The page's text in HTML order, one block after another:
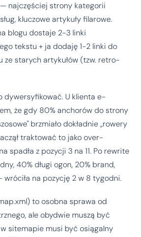
najczęściej strony kategorii
kluczowe artykuły filarowe.
blogu dostaje 2-3 linki
tekstu + ja dodaję 1-2 linki do
ze starych artykułów (tzw. retro-
dywersyfikować. U klienta e-
że gdy 80% anchorów do strony
brzmiało dokładnie „rowery
traktować to jako over-
spadła z pozycji 3 na 11. Po rewrite
40% długi ogon, 20% brand,
wróciła na pozycję 2 w 8 tygodni.
to osobna sprawa od
ale obydwie muszą być
w sitemapie musi być osiągalny